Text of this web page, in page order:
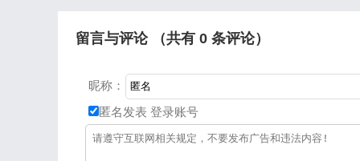
留言与评论 （共有 0 条评论）
昵称：
匿名发表 登录账号